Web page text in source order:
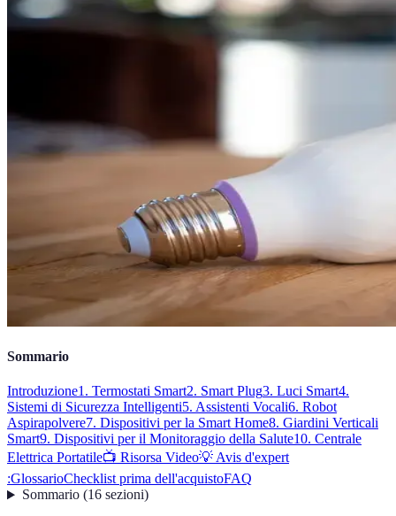
Sommario
Introduzione1. Termostati Smart2. Smart Plug3. Luci Smart4.
Sistemi di Sicurezza Intelligenti5. Assistenti Vocali6. Robot
Aspirapolvere7. Dispositivi per la Smart Home8. Giardini Verticali
Smart9. Dispositivi per il Monitoraggio della Salute10. Centrale
Elettrica Portatile📺 Risorsa Video💡 Avis d'expert
:GlossarioChecklist prima dell'acquistoFAQ
Sommario(16 sezioni)